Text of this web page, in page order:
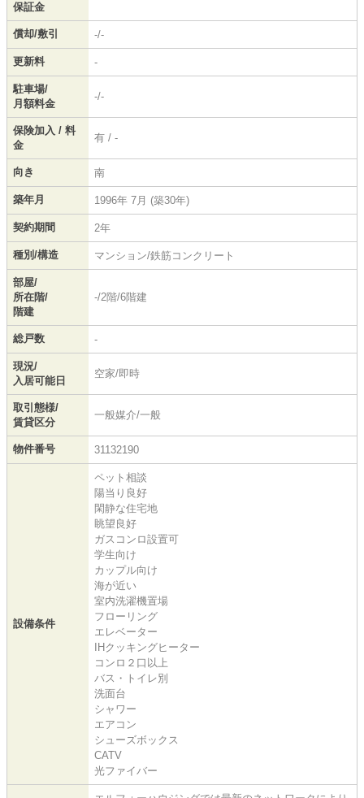
保証金
償却/敷引 -/-
更新料 -
駐車場/
月額料金
-/-
保険加入 / 料
金
有 / -
向き 南
築年月 1996年 7月 (築30年)
契約期間 2年
種別/構造 マンション/鉄筋コンクリート
部屋/
所在階/
階建
-/2階/6階建
総戸数 -
現況/
入居可能日
空家/即時
取引態様/
賃貸区分
一般媒介/一般
物件番号 31132190
設備条件
ペット相談
陽当り良好
閑静な住宅地
眺望良好
ガスコンロ設置可
学生向け
カップル向け
海が近い
室内洗濯機置場
フローリング
エレベーター
IHクッキングヒーター
コンロ２口以上
バス・トイレ別
洗面台
シャワー
エアコン
シューズボックス
CATV
光ファイバー